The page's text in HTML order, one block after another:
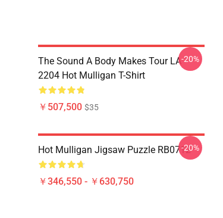
The Sound A Body Makes Tour LA
2204 Hot Mulligan T-Shirt
￥507,500 $35
-20%
Hot Mulligan Jigsaw Puzzle RB0712
￥346,550 - ￥630,750
-20%